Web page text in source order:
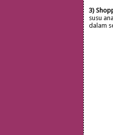
3)
susu
dalam